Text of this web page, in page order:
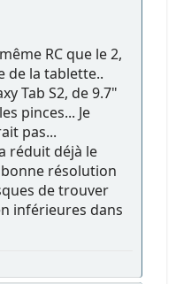
RC que le 2,
de la tablette..
Tab S2, de 9.7"
pinces... Je
pas...
réduit déjà le
bonne résolution
de trouver
inférieures dans